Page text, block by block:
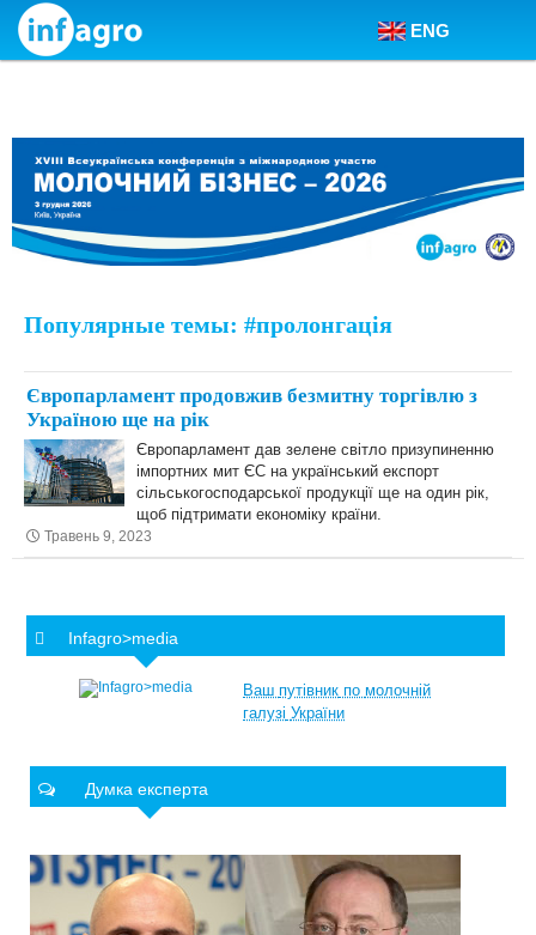
Skip to content
ENG
Популярные темы: #пролонгація
Європарламент продовжив безмитну торгівлю з
Україною ще на рік
Європарламент дав зелене світло призупиненню
імпортних мит ЄС на український експорт
сільськогосподарської продукції ще на один рік,
щоб підтримати економіку країни.
Травень 9, 2023
Infagro>media
Ваш путівник по молочній
галузі України
Думка експерта